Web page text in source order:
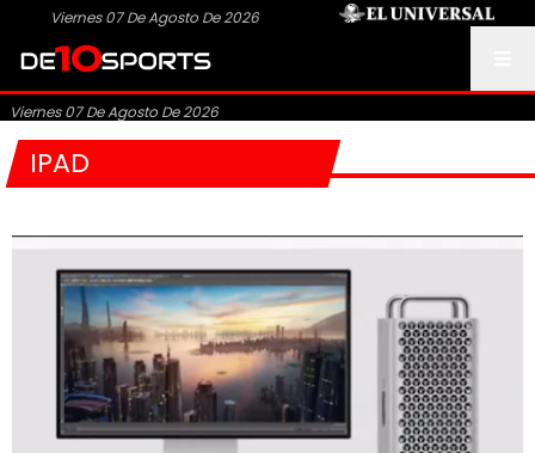
Viernes 07 De Agosto De 2026
Viernes 07 De Agosto De 2026
IPAD